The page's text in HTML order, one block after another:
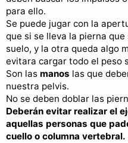
para ello.
Se puede jugar con la
que si se lleva la pierna
suelo, y la otra queda algo
evitara cargar todo el peso
Son las manos las que
nuestra pelvis.
No se deben doblar las
Deberán evitar realizar el
aquellas personas que
cuello o columna vertebral.